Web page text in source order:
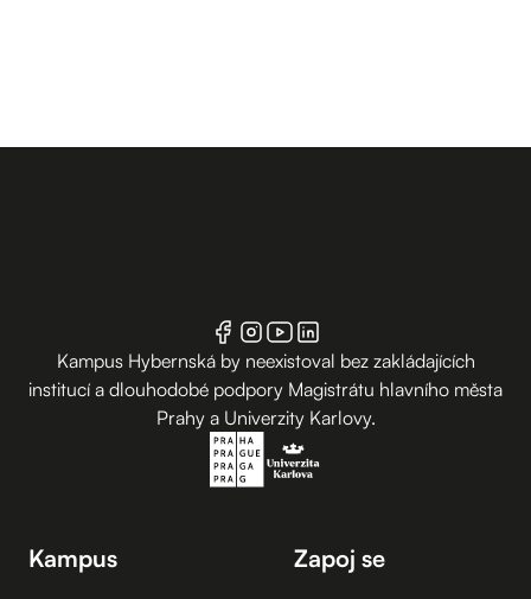
Kampus Hybernská by neexistoval bez zakládajících
institucí a dlouhodobé podpory Magistrátu hlavního města
Prahy a Univerzity Karlovy.
Kampus Zapoj se